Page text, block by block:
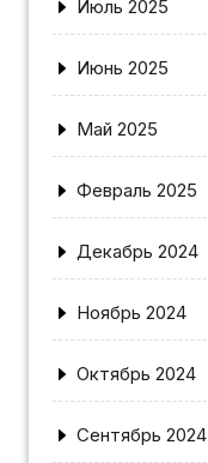
Июль 2025
Июнь 2025
Май 2025
Февраль 2025
Декабрь 2024
Ноябрь 2024
Октябрь 2024
Сентябрь 2024